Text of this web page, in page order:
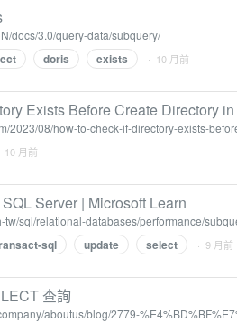
docs/3.0/query-data/subquery/
doris exists · 10 月前
Exists Before Create Directory
2023/08/how-to-check-if-directory-exists-
10 月前
Server | Microsoft Learn
tw/sql/relational-databases/performance/
sql update select · 9 月前
查詢
aboutus/blog/2779-